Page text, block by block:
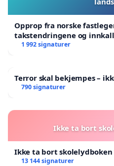
Opprop fra norske
takstendringene og
landsråd
1 992 signaturer
Terror skal bekjempes –
790 signaturer
Ikke ta bort
Ikke ta bort skolelydboken
13 144 signaturer